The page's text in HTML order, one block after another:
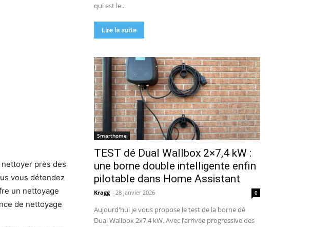
nettoyer près des
vous détendez
un nettoyage
de nettoyage
qui est le...
Lire la suite
Smarthome
TEST dé Dual Wallbox 2×7,4 kW :
une borne double intelligente enfin
pilotable dans Home Assistant
Kragg - 28 janvier 2026 0
Aujourd'hui je vous propose le test de la borne dé
Dual Wallbox 2x7,4 kW. Avec l’arrivée progressive des